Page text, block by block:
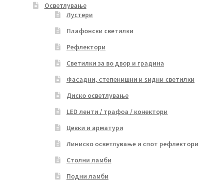
Осветлување
Лустери
Плафонски светилки
Рефлектори
Светилки за во двор и градина
Фасадни, степенишни и ѕидни светилки
Диско осветлување
LED ленти / трафоа / конектори
Цевки и арматури
Линиско осветлување и спот рефлектори
Столни ламби
Подни ламби